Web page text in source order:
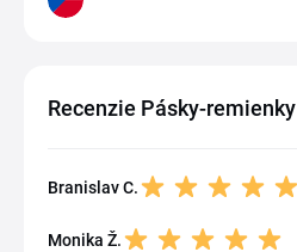
Recenzie Pásky-remienky
Branislav C.
Monika Ž.